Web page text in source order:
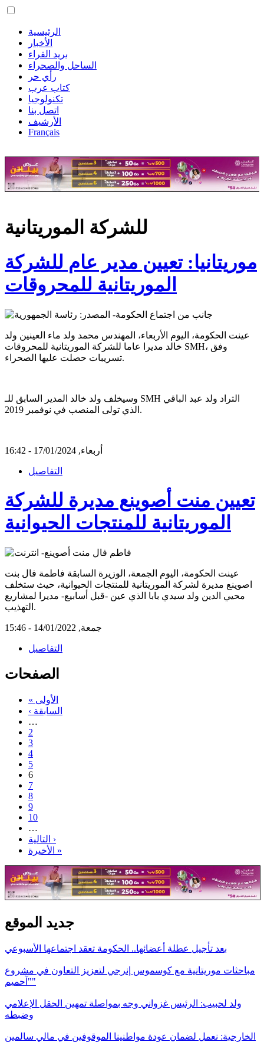
الرئيسية
الأخبار
بريد القراء
الساحل والصحراء
رأي حر
كتاب عرب
تكنولوجيا
اتصل بنا
الأرشيف
Français
للشركة الموريتانية
موريتانيا: تعيين مدير عام للشركة
الموريتانية للمحروقات
عينت الحكومة، اليوم الأربعاء، المهندس محمد ولد ماء العينين ولد
خالد مديرا عاما للشركة الموريتانية للمحروقات SMH، وفق
تسريبات حصلت عليها الصحراء.
وسيخلف ولد خالد المدير السابق للـ SMH التراد ولد عبد الباقي
الذي تولى المنصب في نوفمبر 2019.
أربعاء, 17/01/2024 - 16:42
التفاصيل
تعيين منت أصوينع مديرة للشركة
الموريتانية للمنتجات الحيوانية
عينت الحكومة، اليوم الجمعة، الوزيرة السابقة فاطمة فال بنت
اصوينع مديرة لشركة الموريتانية للمنتجات الحيوانية، حيث ستخلف
محيي الدين ولد سيدي بابا الذي عين -قبل أسابيع- مديرا لمشاريع
التهذيب.
جمعة, 14/01/2022 - 15:46
التفاصيل
الصفحات
« الأولى
‹ السابقة
…
2
3
4
5
6
7
8
9
10
…
التالية ›
الأخيرة »
جديد الموقع
بعد تأجيل عطلة أعضائها.. الحكومة تعقد اجتماعها الأسبوعي
مباحثات موريتانية مع كوسموس إنرجي لتعزيز التعاون في مشروع
"آحميم"
ولد لحبيب: الرئيس غزواني وجه بمواصلة تمهين الحقل الإعلامي
وضبطه
الخارجية: نعمل لضمان عودة مواطنينا الموقوفين في مالي سالمين